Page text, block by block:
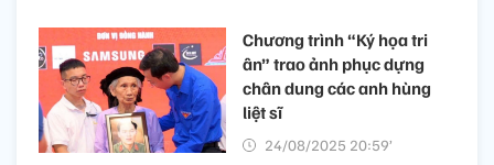
Chương trình “Ký họa tri
ân” trao ảnh phục dựng
chân dung các anh hùng
liệt sĩ
24/08/2025 20:59’